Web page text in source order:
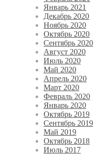
Январь 2021
Декабрь 2020
Ноябрь 2020
Октябрь 2020
Сентябрь 2020
Август 2020
Июль 2020
Май 2020
Апрель 2020
Март 2020
Февраль 2020
Январь 2020
Октябрь 2019
Сентябрь 2019
Май 2019
Октябрь 2018
Июль 2017